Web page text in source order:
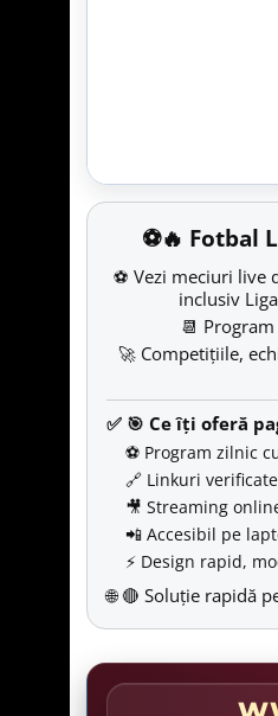
⚽🔥 Fotbal
⚽ Vezi meciuri live
inclusiv
📆
🚀 Competițiile,
✅ 🎯 Ce îți oferă
⚽ Program zilnic
🔗 Linkuri
🎥 Streaming
📲 Accesibil pe
⚡ Design rapid,
🌐 🔴 Soluție rapidă